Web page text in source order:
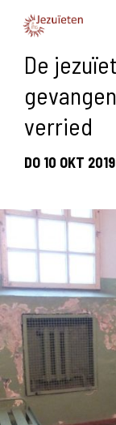
De
verried
DO 10 OKT 2019